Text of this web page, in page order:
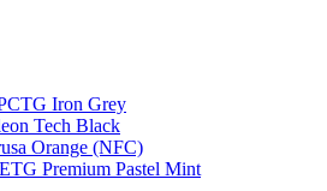
Iron Grey
Tech Black
Orange (NFC)
Premium Pastel Mint